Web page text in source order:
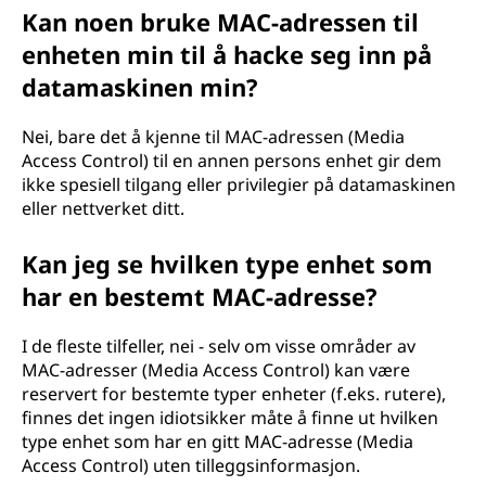
Kan noen bruke MAC-adressen til
enheten min til å hacke seg inn på
datamaskinen min?
Nei, bare det å kjenne til MAC-adressen (Media
Access Control) til en annen persons enhet gir dem
ikke spesiell tilgang eller privilegier på datamaskinen
eller nettverket ditt.
Kan jeg se hvilken type enhet som
har en bestemt MAC-adresse?
I de fleste tilfeller, nei - selv om visse områder av
MAC-adresser (Media Access Control) kan være
reservert for bestemte typer enheter (f.eks. rutere),
finnes det ingen idiotsikker måte å finne ut hvilken
type enhet som har en gitt MAC-adresse (Media
Access Control) uten tilleggsinformasjon.